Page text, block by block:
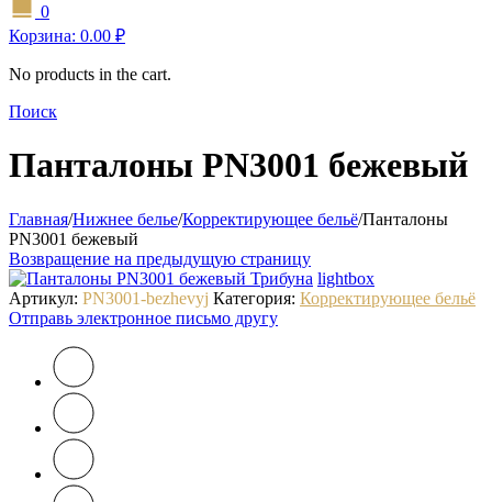
0
Корзина: 0.00 ₽
No products in the cart.
Поиск
Панталоны PN3001 бежевый
Главная/Нижнее белье/Корректирующее бельё/Панталоны
PN3001 бежевый
Возвращение на предыдущую страницу
lightbox
Артикул: PN3001-bezhevyj Категория: Корректирующее бельё
Отправь электронное письмо другу